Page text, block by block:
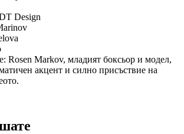
Design
Rosen Markov, младият боксьор и модел,
акцент и силно присъствие на